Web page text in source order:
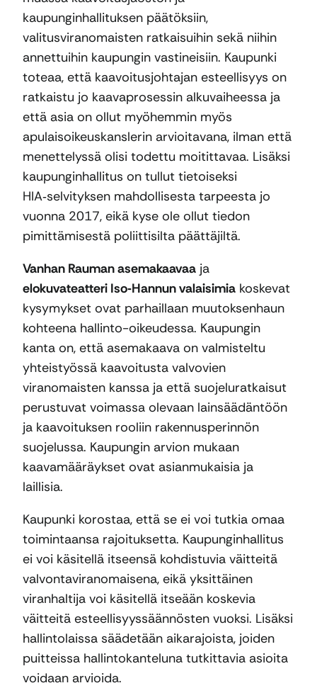
kaupunginhallituksen päätöksiin,
valitusviranomaisten ratkaisuihin sekä niihin
annettuihin kaupungin vastineisiin. Kaupunki
toteaa, että kaavoitusjohtajan esteellisyys on
ratkaistu jo kaavaprosessin alkuvaiheessa ja
että asia on ollut myöhemmin myös
apulaisoikeuskanslerin arvioitavana, ilman että
menettelyssä olisi todettu moitittavaa. Lisäksi
kaupunginhallitus on tullut tietoiseksi
HIA‑selvityksen mahdollisesta tarpeesta jo
vuonna 2017, eikä kyse ole ollut tiedon
pimittämisestä poliittisilta päättäjiltä.
Vanhan Rauman asemakaavaa ja
elokuvateatteri Iso‑Hannun valaisimia koskevat
kysymykset ovat parhaillaan muutoksenhaun
kohteena hallinto-oikeudessa. Kaupungin
kanta on, että asemakaava on valmisteltu
yhteistyössä kaavoitusta valvovien
viranomaisten kanssa ja että suojeluratkaisut
perustuvat voimassa olevaan lainsäädäntöön
ja kaavoituksen rooliin rakennusperinnön
suojelussa. Kaupungin arvion mukaan
kaavamääräykset ovat asianmukaisia ja
laillisia.
Kaupunki korostaa, että se ei voi tutkia omaa
toimintaansa rajoituksetta. Kaupunginhallitus
ei voi käsitellä itseensä kohdistuvia väitteitä
valvontaviranomaisena, eikä yksittäinen
viranhaltija voi käsitellä itseään koskevia
väitteitä esteellisyyssäännösten vuoksi. Lisäksi
hallintolaissa säädetään aikarajoista, joiden
puitteissa hallintokanteluna tutkittavia asioita
voidaan arvioida.